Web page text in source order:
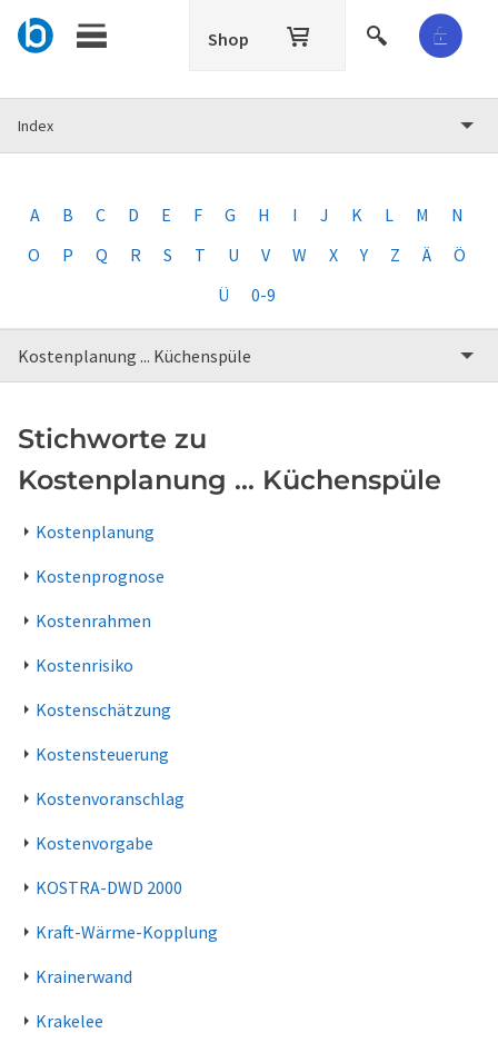
Shop
Index
A B C D E F G H I J K L M
N
O
P Q R S T U V W X Y Z Ä
Ö
Ü
0-9
Kostenplanung ... Küchenspüle
Stichworte zu
Kostenplanung ... Küchenspüle
Kostenplanung
Kostenprognose
Kostenrahmen
Kostenrisiko
Kostenschätzung
Kostensteuerung
Kostenvoranschlag
Kostenvorgabe
KOSTRA-DWD 2000
Kraft-Wärme-Kopplung
Krainerwand
Krakelee